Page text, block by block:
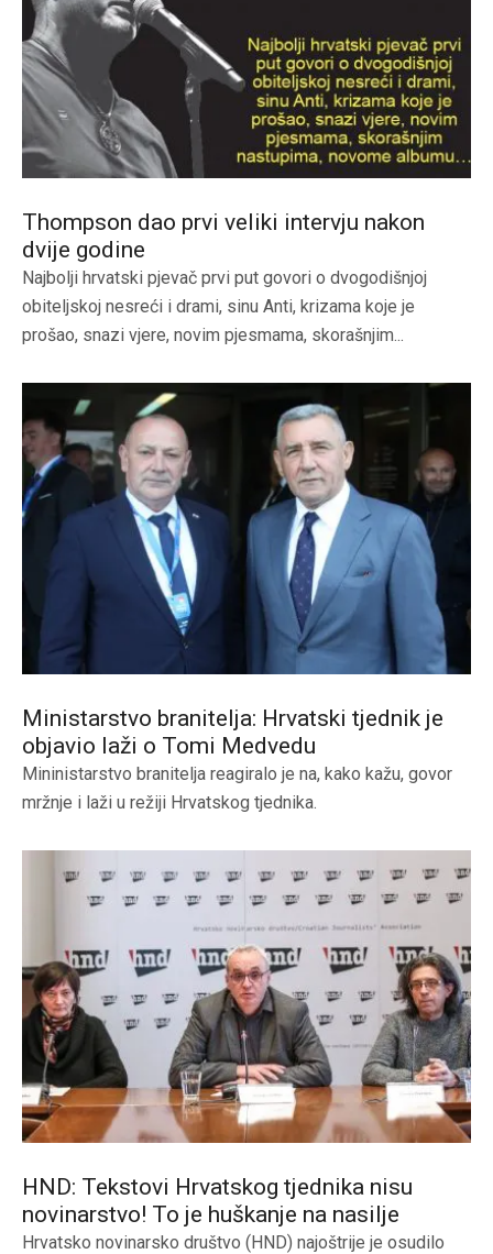
Thompson dao prvi veliki intervju nakon
dvije godine
Najbolji hrvatski pjevač prvi put govori o dvogodišnjoj
obiteljskoj nesreći i drami, sinu Anti, krizama koje je
prošao, snazi vjere, novim pjesmama, skorašnjim...
Ministarstvo branitelja: Hrvatski tjednik je
objavio laži o Tomi Medvedu
Mininistarstvo branitelja reagiralo je na, kako kažu, govor
mržnje i laži u režiji Hrvatskog tjednika.
HND: Tekstovi Hrvatskog tjednika nisu
novinarstvo! To je huškanje na nasilje
Hrvatsko novinarsko društvo (HND) najoštrije je osudilo